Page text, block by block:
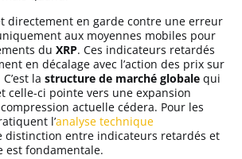
directement en garde contre une erreur
aux moyennes mobiles pour
du XRP. Ces indicateurs retardés
en décalage avec l’action des prix sur
la structure de marché globale qui
celle-ci pointe vers une expansion
actuelle cédera. Pour les
l’analyse technique
distinction entre indicateurs retardés et
est fondamentale.